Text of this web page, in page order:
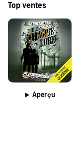
Top ventes
Aperçu